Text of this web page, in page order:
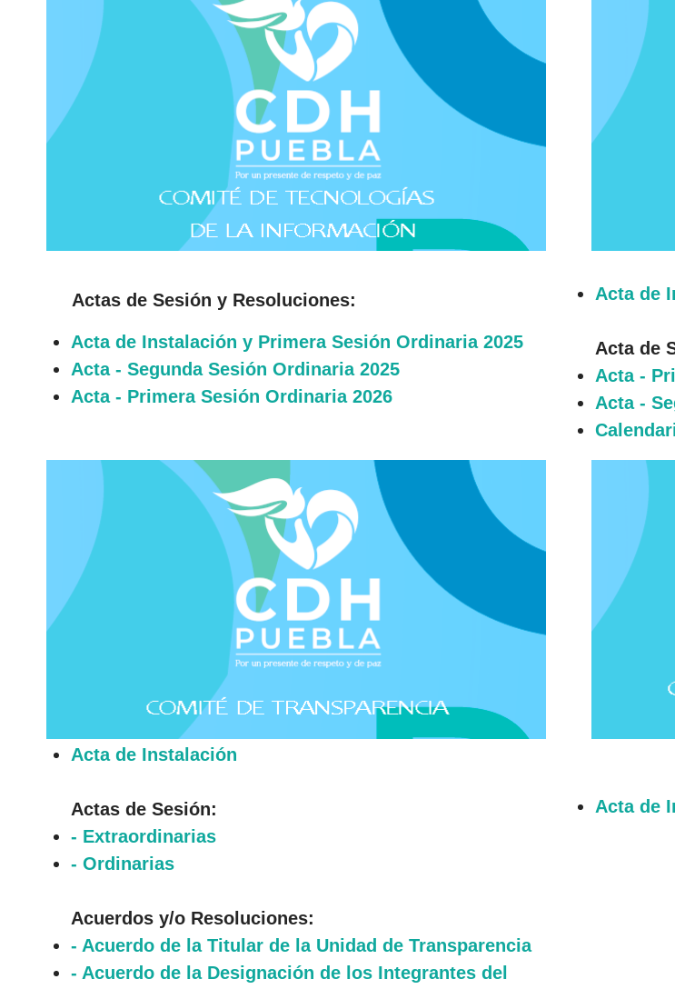
Actas de Sesión y Resoluciones:
Acta de Instalación y Primera Sesión Ordinaria 2025
Acta - Segunda Sesión Ordinaria 2025
Acta - Primera Sesión Ordinaria 2026
Acta de
Acta de
Acta -
Acta -
Acta de Instalación
Actas de Sesión:
- Extraordinarias
- Ordinarias
Acuerdos y/o Resoluciones:
- Acuerdo de la Titular de la Unidad de Transparencia
- Acuerdo de la Designación de los Integrantes del
Acta de